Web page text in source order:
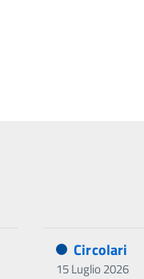
Circolari
15 Luglio 2026